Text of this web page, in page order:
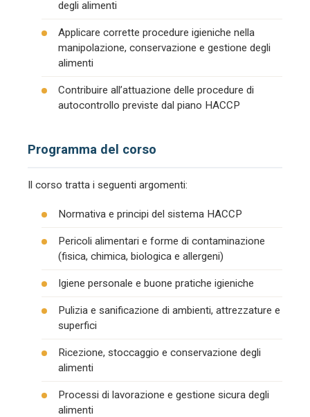
degli alimenti
Applicare corrette procedure igieniche nella
manipolazione, conservazione e gestione degli
alimenti
Contribuire all’attuazione delle procedure di
autocontrollo previste dal piano HACCP
Programma del corso
Il corso tratta i seguenti argomenti:
Normativa e principi del sistema HACCP
Pericoli alimentari e forme di contaminazione
(fisica, chimica, biologica e allergeni)
Igiene personale e buone pratiche igieniche
Pulizia e sanificazione di ambienti, attrezzature e
superfici
Ricezione, stoccaggio e conservazione degli
alimenti
Processi di lavorazione e gestione sicura degli
alimenti